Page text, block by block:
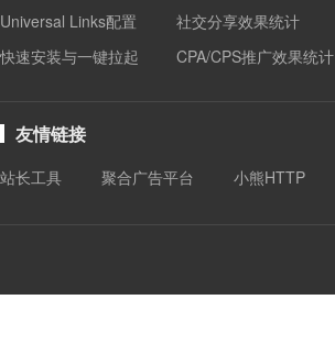
Universal Links配置
快速安装与一键拉起
社交分享效果统计
CPA/CPS推广效果统计
友情链接
站长工具 聚合广告平台 小熊HTTP